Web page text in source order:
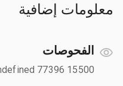
معلومات إضافية
الفحوصات
15500 Eastex Frwy, Humble, TX, undefined 77396